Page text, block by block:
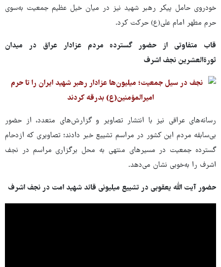
خودروی حامل پیکر رهبر شهید نیز در میان خیل عظیم جمعیت به‌سوی
حرم مطهر امام علی(ع) حرکت کرد.
قاب متفاوتی از حضور گسترده مردم عزادار عراق در میدان
ثورةالعشرین نجف اشرف
رسانه‌های عراقی نیز با انتشار تصاویر و گزارش‌های متعدد، از حضور
بی‌سابقه مردم این کشور در مراسم تشییع خبر دادند؛ تصاویری که ازدحام
گسترده جمعیت در مسیرهای منتهی به محل برگزاری مراسم در نجف
اشرف را به‌خوبی نشان می‌دهد.
حضور آیت الله یعقوبی در تشییع میلیونی قائد شهید امت در نجف اشرف